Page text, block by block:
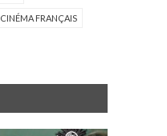
CINÉMA FRANÇAIS